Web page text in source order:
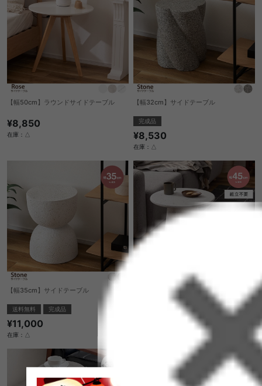
【幅50cm】ラウンドサイドテーブル
¥8,850
在庫：△
【幅32cm】サイドテーブル
完成品
¥8,530
在庫：△
【幅35cm】サイドテーブル
送料無料 完成品
¥11,000
在庫：△
【幅45cm】ラウンドテーブル
完成品